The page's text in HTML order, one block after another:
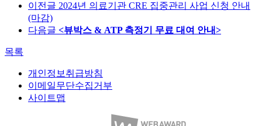
이전글 2024년 의료기관 CRE 집중관리 사업 신청 안내
(마감)
다음글 <뷰박스 & ATP 측정기 무료 대여 안내>
목록
개인정보취급방침
이메일무단수집거부
사이트맵